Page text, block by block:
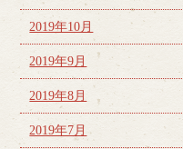
2019年10月
2019年9月
2019年8月
2019年7月